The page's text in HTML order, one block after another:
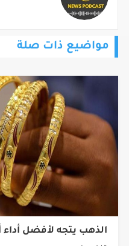
مواضيع ذات صلة
الذهب يتجه لأفضل أداء